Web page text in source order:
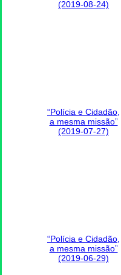
(2019-08-24)
“Polícia e Cidadão,
a mesma missão”
(2019-07-27)
“Polícia e Cidadão,
a mesma missão”
(2019-06-29)